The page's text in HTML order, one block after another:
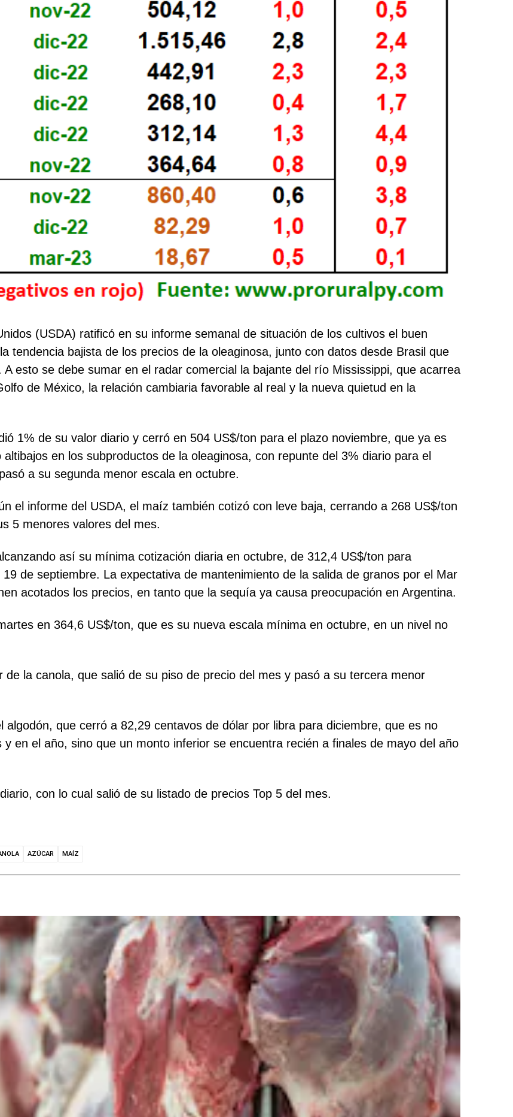
(USDA) ratificó en su informe semanal de situación de los cultivos el buen
tendencia bajista de los precios de la oleaginosa, junto con datos desde Brasil que
esto se debe sumar en el radar comercial la bajante del río Mississippi, que acarrea
de México, la relación cambiaria favorable al real y la nueva quietud en la
1% de su valor diario y cerró en 504 US$/ton para el plazo noviembre, que ya es
en los subproductos de la oleaginosa, con repunte del 3% diario para el
a su segunda menor escala en octubre.
el informe del USDA, el maíz también cotizó con leve baja, cerrando a 268 US$/ton
5 menores valores del mes.
así su mínima cotización diaria en octubre, de 312,4 US$/ton para
de septiembre. La expectativa de mantenimiento de la salida de granos por el Mar
acotados los precios, en tanto que la sequía ya causa preocupación en Argentina.
en 364,6 US$/ton, que es su nueva escala mínima en octubre, en un nivel no
la canola, que salió de su piso de precio del mes y pasó a su tercera menor
algodón, que cerró a 82,29 centavos de dólar por libra para diciembre, que es no
en el año, sino que un monto inferior se encuentra recién a finales de mayo del año
con lo cual salió de su listado de precios Top 5 del mes.
AZÚCAR MAÍZ